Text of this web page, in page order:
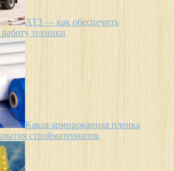
АТЗ — как обеспечить
техники
Какая армированная пленка
стройматериалов